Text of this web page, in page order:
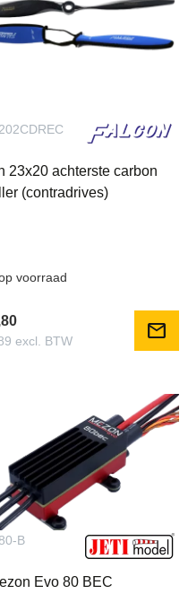
23x20 achterste carbon
(contradrives)
voorraad
excl. BTW mail
B
Evo 80 BEC